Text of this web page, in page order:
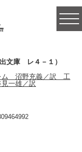
出文庫 レ４－１）
ム 沼野充義／訳 工
一雄／訳